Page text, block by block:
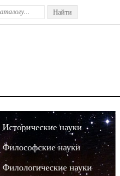
Найти
Исторические науки
Философские науки
Филологические науки